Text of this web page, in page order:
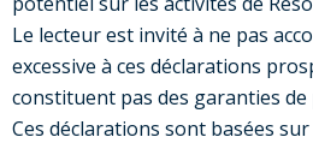
Le lecteur est invité à ne pas
excessive à ces déclarations
constituent pas des garanties
Ces déclarations sont basées